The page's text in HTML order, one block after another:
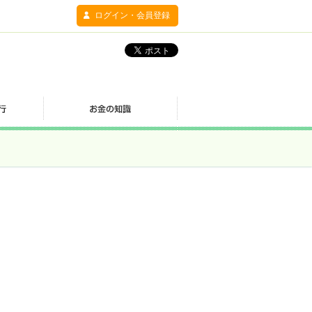
ログイン・会員登録